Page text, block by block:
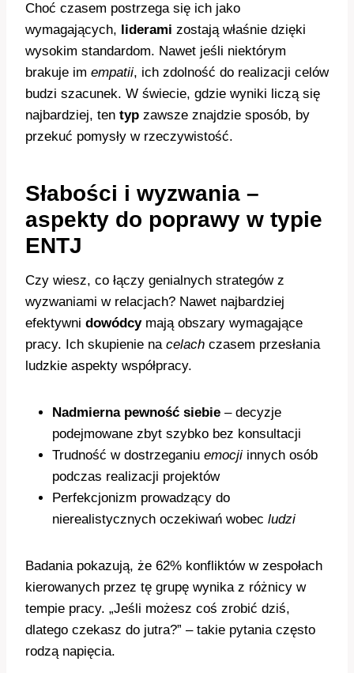
Choć czasem postrzega się ich jako
wymagających, liderami zostają właśnie dzięki
wysokim standardom. Nawet jeśli niektórym
brakuje im empatii, ich zdolność do realizacji celów
budzi szacunek. W świecie, gdzie wyniki liczą się
najbardziej, ten typ zawsze znajdzie sposób, by
przekuć pomysły w rzeczywistość.
Słabości i wyzwania –
aspekty do poprawy w typie
ENTJ
Czy wiesz, co łączy genialnych strategów z
wyzwaniami w relacjach? Nawet najbardziej
efektywni dowódcymają obszary wymagające
pracy. Ich skupienie na celach czasem przesłania
ludzkie aspekty współpracy.
Nadmierna pewność siebie – decyzje
podejmowane zbyt szybko bez konsultacji
Trudność w dostrzeganiu emocji innych osób
podczas realizacji projektów
Perfekcjonizm prowadzący do
nierealistycznych oczekiwań wobec ludzi
Badania pokazują, że 62% konfliktów w zespołach
kierowanych przez tę grupę wynika z różnicy w
tempie pracy. „Jeśli możesz coś zrobić dziś,
dlatego czekasz do jutra?” – takie pytania często
rodzą napięcia.